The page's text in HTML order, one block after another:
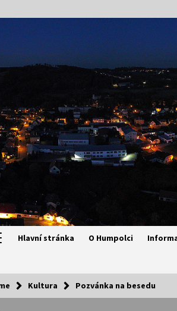
Hlavní stránka O Humpolci
za kulturou?
Kultura Pozvánka na besedu